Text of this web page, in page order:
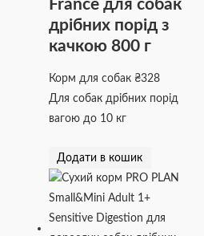
France для собак
дрібних порід з
качкою 800 г
Корм для собак₴328
Для собак дрібних порід
вагою до 10 кг
Додати в кошик